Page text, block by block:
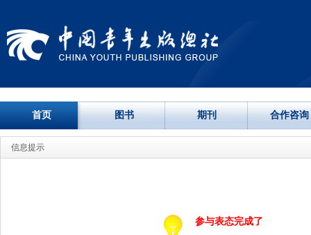
首页 图书 期刊 合作咨询
信息提示
参与表态完成了